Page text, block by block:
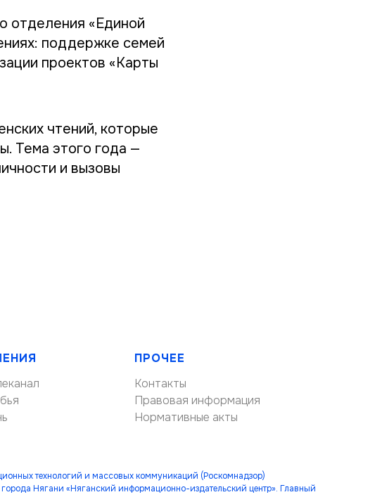
отделения «Единой
поддержке семей
проектов «Карты
чтений, которые
Тема этого года —
и вызовы
ПРОЧЕЕ
Контакты
Правовая информация
Нормативные акты
технологий и массовых коммуникаций (Роскомнадзор)
Нягани «Няганский информационно-издательский центр». Главный